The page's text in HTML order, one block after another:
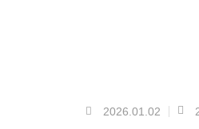
2026.01.02